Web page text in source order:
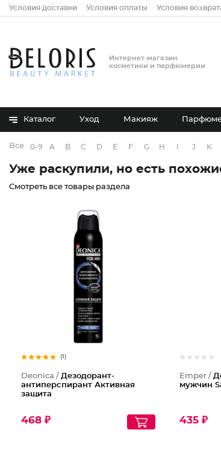
Условия доставки Условия оплаты Условия
Интернет-магазин
косметики и парфюмерии
Каталог Уход Макияж
Все бренды
0-9 A B C D E F G H J K
Уже раскупили, но есть
Смотреть все товары раздела
(1)
Deonica / Дезодорант-
антиперспирант Активная
защита
468 ₽
Emper /
мужчин
435 ₽